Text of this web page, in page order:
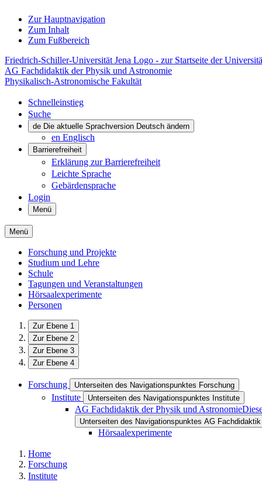
Zur Hauptnavigation
Zum Inhalt
Zum Fußbereich
Friedrich-Schiller-Universität Jena Logo - zur Startseite der
AG Fachdidaktik der Physik und Astronomie
Physikalisch-Astronomische Fakultät
Schnelleinstieg
Suche
de Die aktuelle Sprachversion Deutsch ändern
en Englisch
Barrierefreiheit
Erklärung zur Barrierefreiheit
Leichte Sprache
Gebärdensprache
Login
Menü
Menü
Forschung und Projekte
Studium und Lehre
Schule
Tagungen und Veranstaltungen
Hörsaalexperimente
Personen
Zur Ebene 1
Zur Ebene 2
Zur Ebene 3
Zur Ebene 4
Forschung Unterseiten des Navigationspunktes Forschung
Institute Unterseiten des Navigationspunktes Institute
AG Fachdidaktik der Physik und Astronomie
Unterseiten des Navigationspunktes AG
Hörsaalexperimente
Home
Forschung
Institute